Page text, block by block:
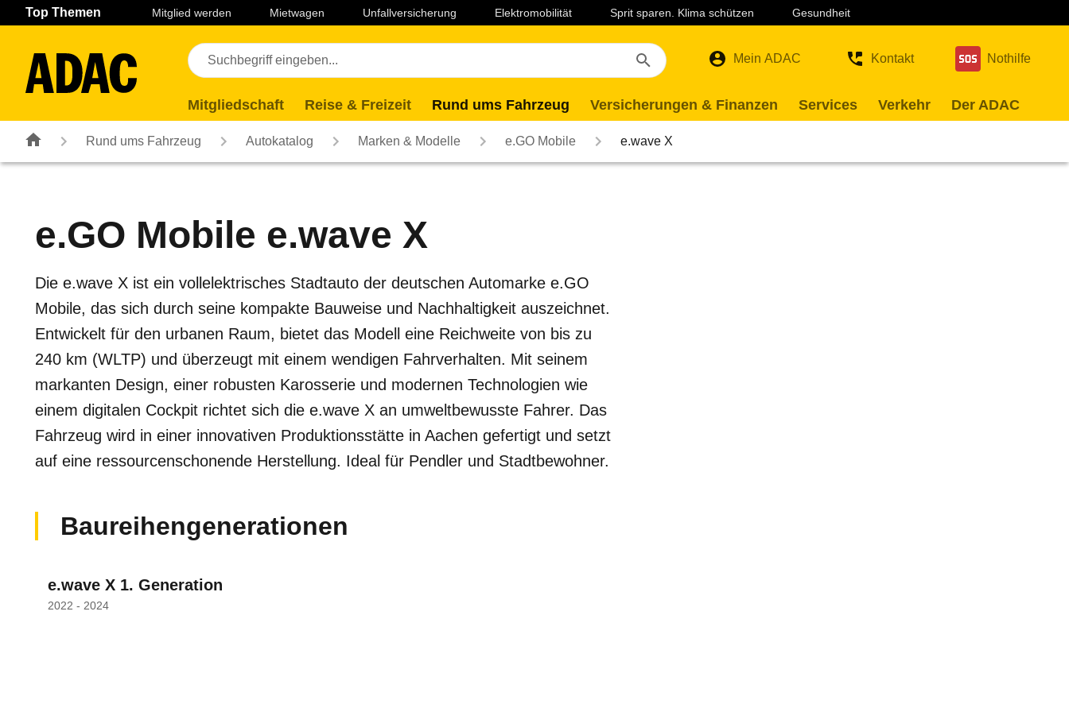
Navigation Seiteninhalt Fußzeile
Top Themen Mitglied werden Mietwagen Unfallversicherung Elektromobilität Sprit sparen. Klima schützen Gesundheit
Mein ADAC Kontakt Nothilfe
Mitgliedschaft Reise & Freizeit Rund ums Fahrzeug Versicherungen & Finanzen Services Verkehr Der ADAC
Rund ums Fahrzeug Autokatalog Marken & Modelle e.GO Mobile e.wave X
e.GO Mobile e.wave X
Die e.wave X ist ein vollelektrisches Stadtauto der deutschen Automarke e.GO
Mobile, das sich durch seine kompakte Bauweise und Nachhaltigkeit auszeichnet.
Entwickelt für den urbanen Raum, bietet das Modell eine Reichweite von bis zu
240 km (WLTP) und überzeugt mit einem wendigen Fahrverhalten. Mit seinem
markanten Design, einer robusten Karosserie und modernen Technologien wie
einem digitalen Cockpit richtet sich die e.wave X an umweltbewusste Fahrer. Das
Fahrzeug wird in einer innovativen Produktionsstätte in Aachen gefertigt und setzt
auf eine ressourcenschonende Herstellung. Ideal für Pendler und Stadtbewohner.
Baureihengenerationen
e.wave X 1. Generation
2022 - 2024